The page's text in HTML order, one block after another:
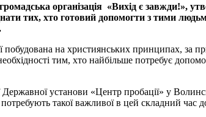
організація «Вихід є завжди!»,
тих, хто готовий допомогти з тими
побудована на християнських принципах,
тим, хто найбільше потребує
установи «Центр пробації» у
потребують такої важливої в цей складний час